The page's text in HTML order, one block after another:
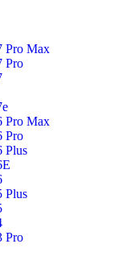
Pro Max
Pro
Pro Max
Pro
Plus
Plus
Pro